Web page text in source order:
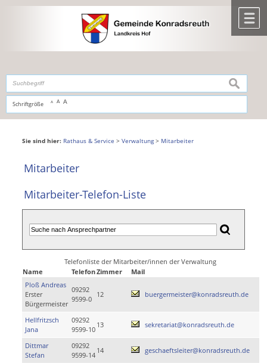
,zur Navigationoderzur Startseitespringen.
Schriftgröße A A A
suchen
Sie sind hier: Rathaus & Service > Verwaltung> Mitarbeiter
Mitarbeiter
Mitarbeiter-Telefon-Liste
Telefonliste der Mitarbeiter/innen der Verwaltung
Name
TelefonZimmer
Mail
Ploß Andreas
Erster
Bürgermeister
09292
9599-0
12 buergermeister@konradsreuth.de
Hellfritzsch
Jana
09292
9599-10
13 sekretariat@konradsreuth.de
Dittmar
Stefan
09292
9599-14
14 geschaeftsleiter@konradsreuth.de